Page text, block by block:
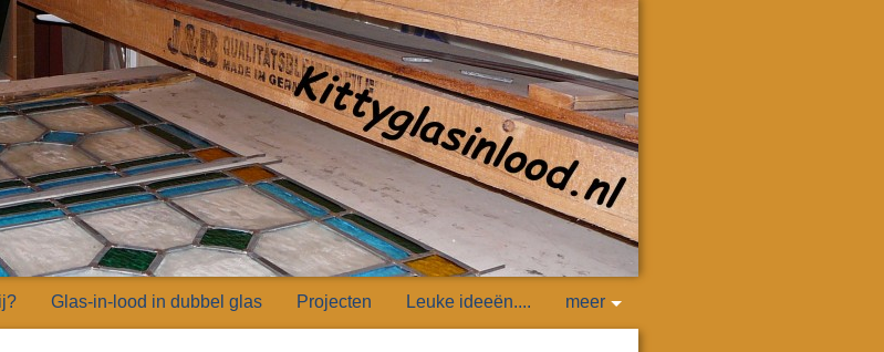
Glas-in-lood in dubbel glas Projecten Leuke ideeën.... meer